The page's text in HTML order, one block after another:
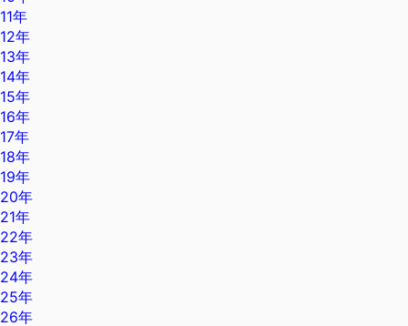
11年
12年
13年
14年
15年
16年
17年
18年
19年
20年
21年
22年
23年
24年
25年
26年